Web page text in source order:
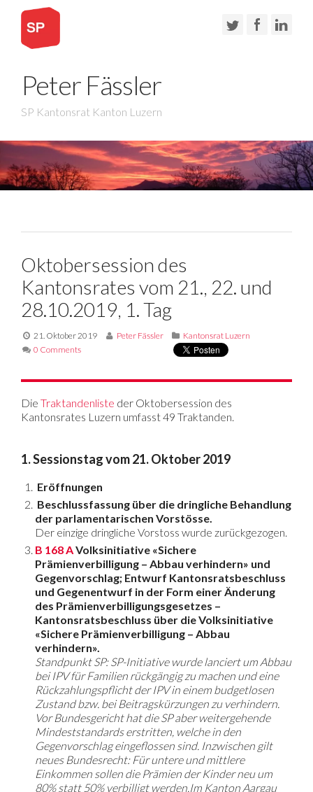
Peter Fässler
SP Kantonsrat Kanton Luzern
Oktobersession des
Kantonsrates vom 21., 22. und
28.10.2019, 1. Tag
21. Oktober 2019 Peter Fässler
Kantonsrat Luzern
0 Comments
Die Traktandenliste der Oktobersession des
Kantonsrates Luzern umfasst 49 Traktanden.
1. Sessionstag vom 21. Oktober 2019
Eröffnungen
Beschlussfassung über die dringliche Behandlung
der parlamentarischen Vorstösse.
Der einzige dringliche Vorstoss wurde zurückgezogen.
B 168 AVolksinitiative «Sichere
Prämienverbilligung – Abbau verhindern» und
Gegenvorschlag; Entwurf Kantonsratsbeschluss
und Gegenentwurf in der Form einer Änderung
des Prämienverbilligungsgesetzes –
Kantonsratsbeschluss über die Volksinitiative
«Sichere Prämienverbilligung – Abbau
verhindern».
Standpunkt SP: SP-Initiative wurde lanciert um Abbau
bei IPV für Familien rückgängig zu machen und eine
Rückzahlungspflicht der IPV in einem budgetlosen
Zustand bzw. bei Beitragskürzungen zu verhindern.
Vor Bundesgericht hat die SP aber weitergehende
Mindeststandards erstritten, welche in den
Gegenvorschlag eingeflossen sind. Inzwischen gilt
neues Bundesrecht: Für untere und mittlere
Einkommen sollen die Prämien der Kinder neu um
80% statt 50% verbilligt werden.Im Kanton Aargau